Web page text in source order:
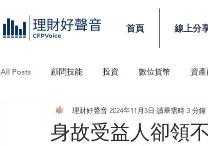
首頁 線上分
All Posts 顧問技能 投資 數位貨幣 資
理財好聲音工作坊 信託 稅務 顧問技能
身故受益人卻領
理財好聲音 2024年11月3日 讀畢需時 3 分鐘